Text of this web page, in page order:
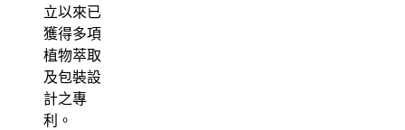
立以來已
獲得多項
植物萃取
及包裝設
計之專
利。